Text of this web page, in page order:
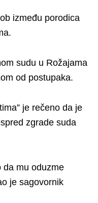
između porodica
sudu u Rožajama
od postupaka.
je rečeno da je
zgrade suda
da mu oduzme
je sagovornik